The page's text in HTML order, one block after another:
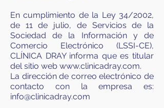
En cumplimiento de la Ley 34/2002,
de 11 de julio, de Servicios de la
Sociedad de la Información y de
Comercio Electrónico (LSSI-CE),
CLÍNICA DRAY informa que es titular
del sitio web www.clinicadray.com.
La dirección de correo electrónico de
contacto con la empresa es:
info@clinicadray.com